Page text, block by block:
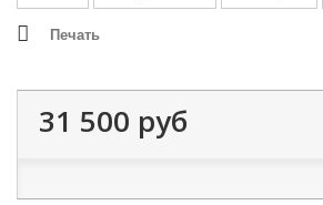
Печать
31 500 руб